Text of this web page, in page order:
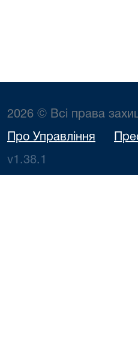
2026 © Всі права
Про Управління
v1.38.1